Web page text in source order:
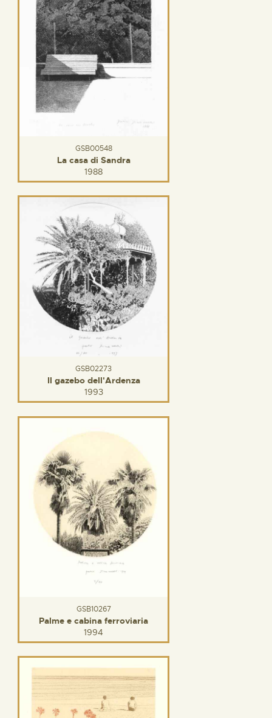
GSB00548
La casa di Sandra
1988
GSB02273
Il gazebo dell'Ardenza
1993
GSB10267
Palme e cabina ferroviaria
1994